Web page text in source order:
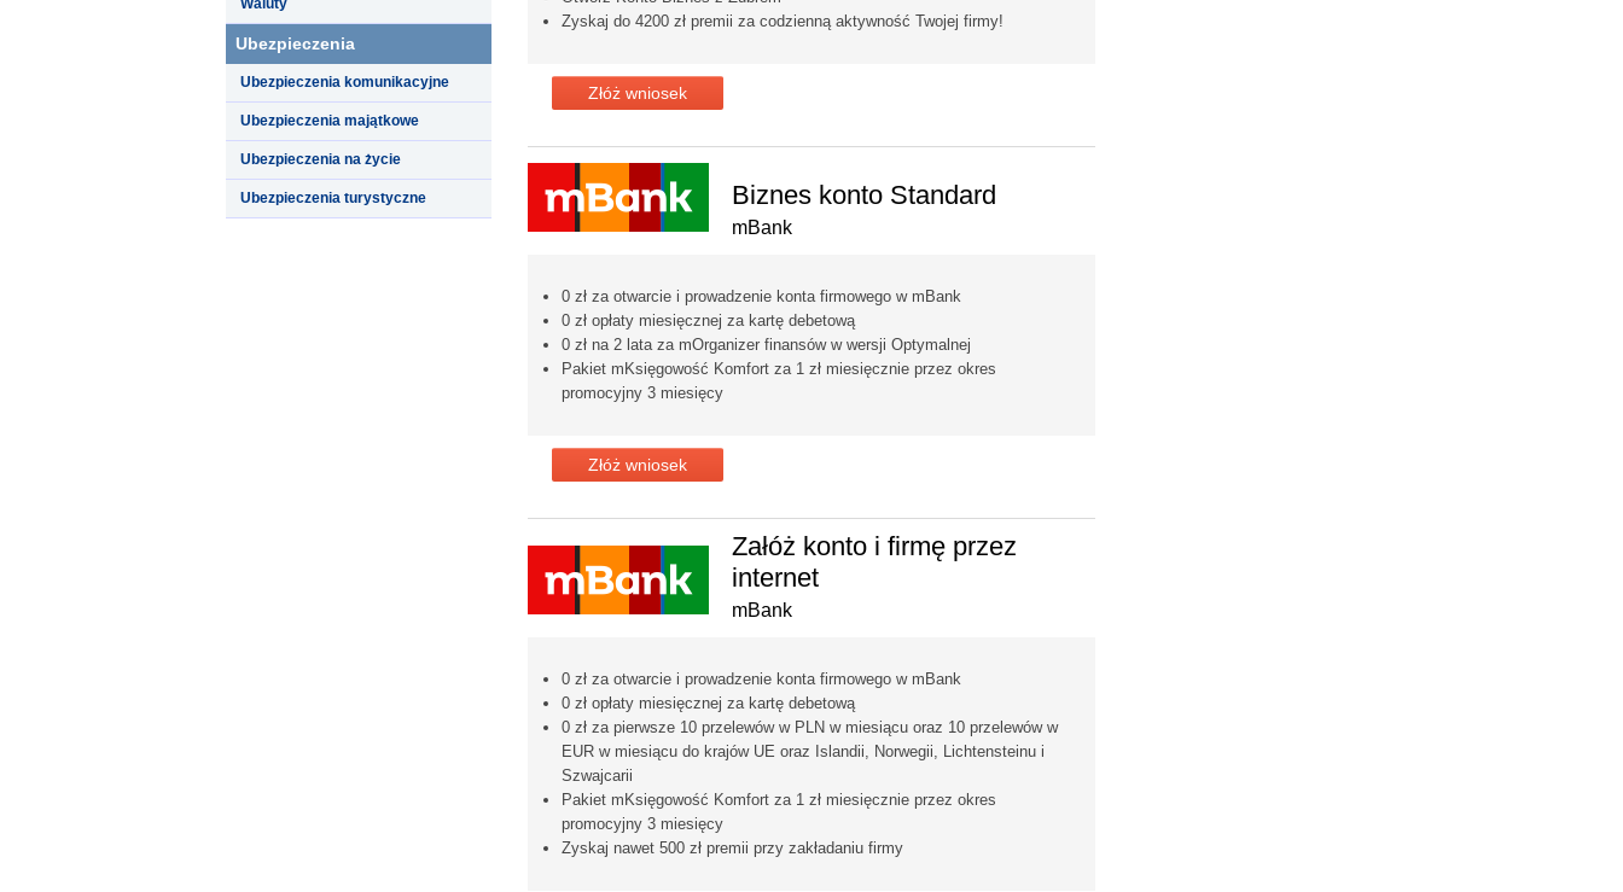
Ubezpieczenia
Ubezpieczenia komunikacyjne
Ubezpieczenia majątkowe
Ubezpieczenia na życie
Ubezpieczenia turystyczne
Zyskaj do 4200 zł premii za codzienną aktywność Twojej firmy!
Złóż wniosek
Biznes konto Standard
mBank
0 zł za otwarcie i prowadzenie konta firmowego w mBank
0 zł opłaty miesięcznej za kartę debetową
0 zł na 2 lata za mOrganizer finansów w wersji Optymalnej
Pakiet mKsięgowość Komfort za 1 zł miesięcznie przez okres
promocyjny 3 miesięcy
Złóż wniosek
Załóż konto i firmę przez
internet
mBank
0 zł za otwarcie i prowadzenie konta firmowego w mBank
0 zł opłaty miesięcznej za kartę debetową
0 zł za pierwsze 10 przelewów w PLN w miesiącu oraz 10 przelewów w
EUR w miesiącu do krajów UE oraz Islandii, Norwegii, Lichtensteinu i
Szwajcarii
Pakiet mKsięgowość Komfort za 1 zł miesięcznie przez okres
promocyjny 3 miesięcy
Zyskaj nawet 500 zł premii przy zakładaniu firmy